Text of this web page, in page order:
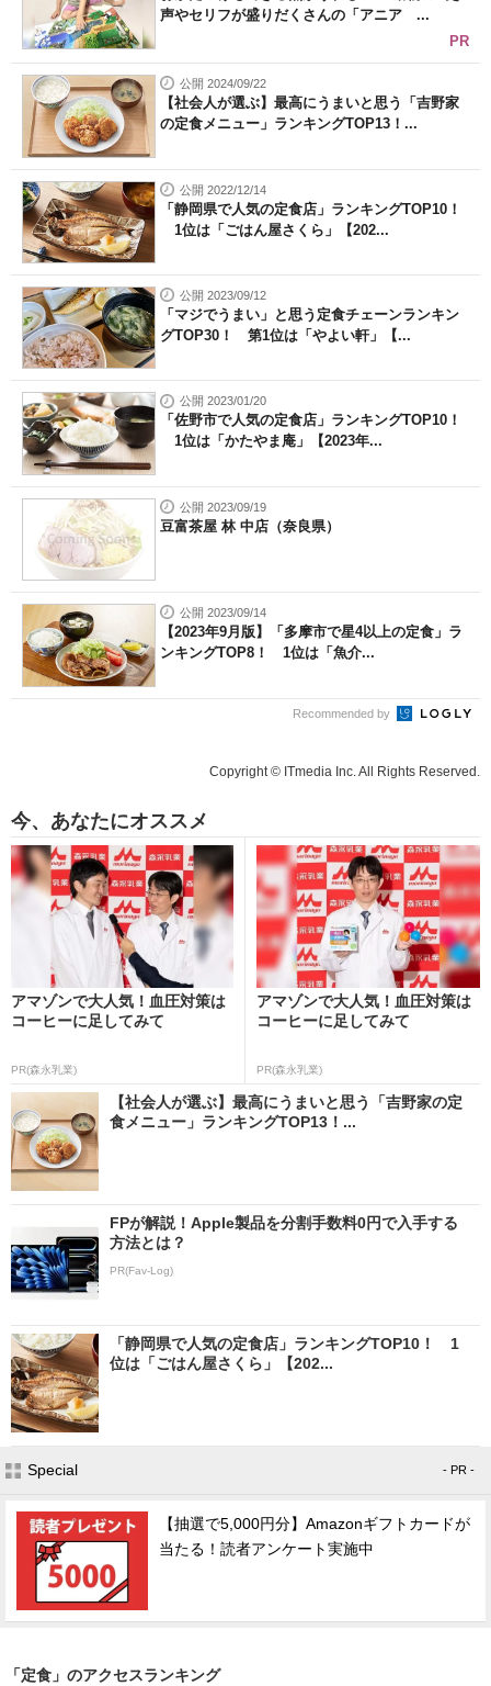
声やセリフが盛りだくさんの「アニア ...
PR
公開 2024/09/22
【社会人が選ぶ】最高にうまいと思う「吉野家
の定食メニュー」ランキングTOP13！...
公開 2022/12/14
「静岡県で人気の定食店」ランキングTOP10！
1位は「ごはん屋さくら」【202...
公開 2023/09/12
「マジでうまい」と思う定食チェーンランキン
グTOP30！ 第1位は「やよい軒」【...
公開 2023/01/20
「佐野市で人気の定食店」ランキングTOP10！
1位は「かたやま庵」【2023年...
公開 2023/09/19
豆富茶屋 林 中店（奈良県）
公開 2023/09/14
【2023年9月版】「多摩市で星4以上の定食」ラ
ンキングTOP8！ 1位は「魚介...
Recommended by
Copyright © ITmedia Inc. All Rights Reserved.
今、あなたにオススメ
アマゾンで大人気！血圧対策は
コーヒーに足してみて
PR(森永乳業)
アマゾンで大人気！血圧対策は
コーヒーに足してみて
PR(森永乳業)
【社会人が選ぶ】最高にうまいと思う「吉野家の定
食メニュー」ランキングTOP13！...
FPが解説！Apple製品を分割手数料0円で入手する
方法とは？
PR(Fav-Log)
「静岡県で人気の定食店」ランキングTOP10！ 1
位は「ごはん屋さくら」【202...
Special - PR -
【抽選で5,000円分】Amazonギフトカードが
当たる！読者アンケート実施中
「定食」のアクセスランキング